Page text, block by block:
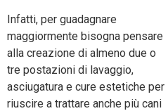
Infatti, per guadagnare
maggiormente bisogna pensare
alla creazione di almeno due o
tre postazioni di lavaggio,
asciugatura e cure estetiche per
riuscire a trattare anche più cani